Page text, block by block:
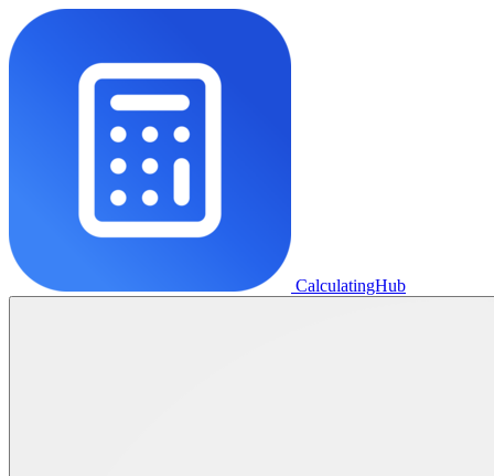
CalculatingHub